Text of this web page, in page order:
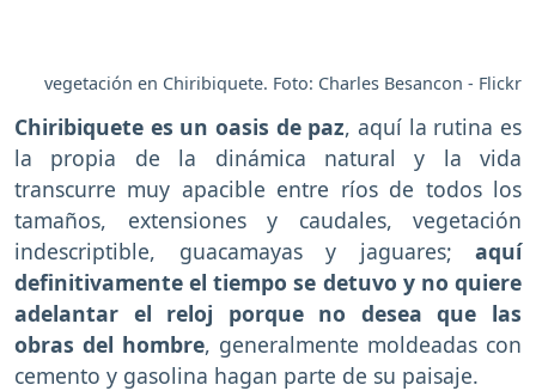
vegetación en Chiribiquete. Foto: Charles Besancon - Flickr
Chiribiquete es un oasis de paz, aquí la rutina es
la propia de la dinámica natural y la vida
transcurre muy apacible entre ríos de todos los
tamaños, extensiones y caudales, vegetación
indescriptible, guacamayas y jaguares; aquí
definitivamente el tiempo se detuvo y no quiere
adelantar el reloj porque no desea que las
obras del hombre, generalmente moldeadas con
cemento y gasolina hagan parte de su paisaje.